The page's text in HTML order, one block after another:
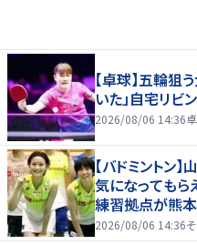
【卓球】五輪狙
いた」自宅リ
2026/08/06 14:36
【バドミント
気になっても
練習拠点が熊
たり前じゃない」
2026/08/06 14:36